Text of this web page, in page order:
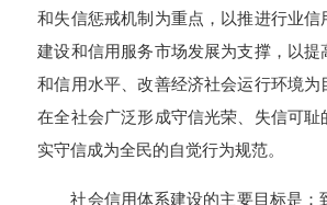
和失信惩戒机制为重点，以推进行业信
建设和信用服务市场发展为支撑，以提
和信用水平、改善经济社会运行环境为
在全社会广泛形成守信光荣、失信可耻
实守信成为全民的自觉行为规范。
社会信用体系建设的主要目标是：